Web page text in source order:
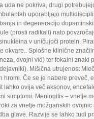
uda ne pokriva,drugi
uporabljajo
in degeneracijo
(prosti radikali) nato
v uničujoči protein.
okvare.. Splošne klinične
,dvojni vid) ter fokalni znaki
Mišična utrujenost
hromi. Če se je nabere preveč,
lahko ovija več aksonov,
simptomi. Meningitis – vnetje
za vnetje možganskih ovojnic
glave. Razvije se lahko tudi